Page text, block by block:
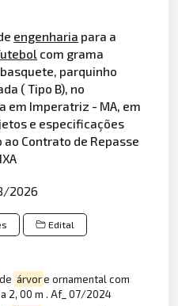
engenharia para a
com grama
parquinho
( Tipo B), no
em Imperatriz - MA, em
e especificações
Contrato de Repasse
2026
Edital
de árvore ornamental com
2, 00 m . Af_ 07/2024